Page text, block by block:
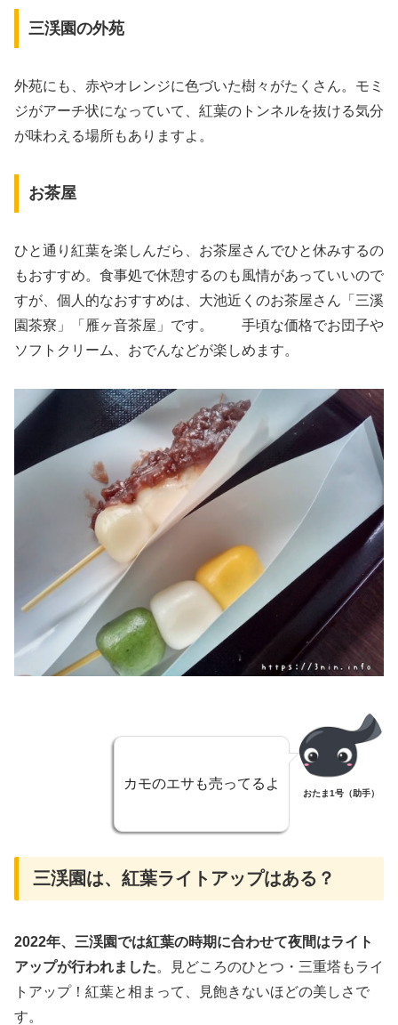
三渓園の外苑
外苑にも、赤やオレンジに色づいた樹々がたくさん。モミ
ジがアーチ状になっていて、紅葉のトンネルを抜ける気分
が味わえる場所もありますよ。
お茶屋
ひと通り紅葉を楽しんだら、お茶屋さんでひと休みするの
もおすすめ。食事処で休憩するのも風情があっていいので
すが、個人的なおすすめは、大池近くのお茶屋さん「三溪
園茶寮」「雁ヶ音茶屋」です。 手頃な価格でお団子や
ソフトクリーム、おでんなどが楽しめます。
カモのエサも売ってるよ
おたま1号（助手）
三渓園は、紅葉ライトアップはある？
2022年、三渓園では紅葉の時期に合わせて夜間はライト
アップが行われました。見どころのひとつ・三重塔もライ
トアップ！紅葉と相まって、見飽きないほどの美しさで
す。